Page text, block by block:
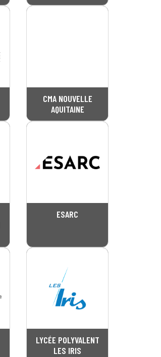
CMA NOUVELLE
AQUITAINE
ESARC
LYCÉE POLYVALENT
LES IRIS